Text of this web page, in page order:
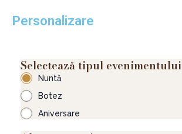
Personalizare
Selectează tipul evenimentului
Nuntă
Botez
Aniversare
Candy
Bar
Extended
30-
50